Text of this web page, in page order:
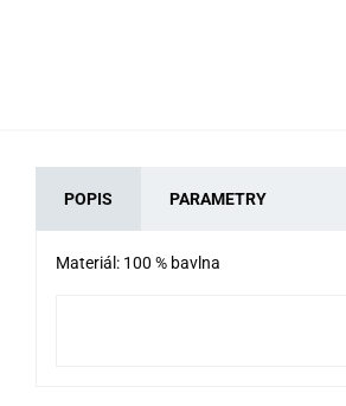
POPIS PARAMETRY
Materiál: 100 % bavlna